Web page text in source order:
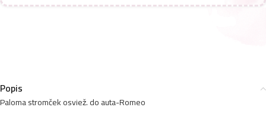
1,00€
Popis
Paloma stromček osviež. do auta-Romeo